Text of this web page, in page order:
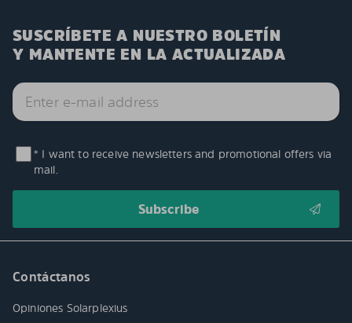
SUSCRÍBETE A NUESTRO BOLETÍN
Y MANTENTE EN LA ACTUALIZADA
* I want to receive newsletters and promotional offers via
mail.
Contáctanos
Opiniones Solarplexius